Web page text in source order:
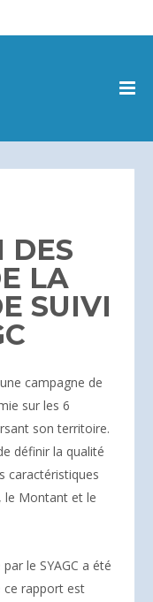
DES
LA
SUIVI
campagne de
sur les 6
son territoire.
définir la qualité
caractéristiques
le Montant et le
le SYAGC a été
ce rapport est